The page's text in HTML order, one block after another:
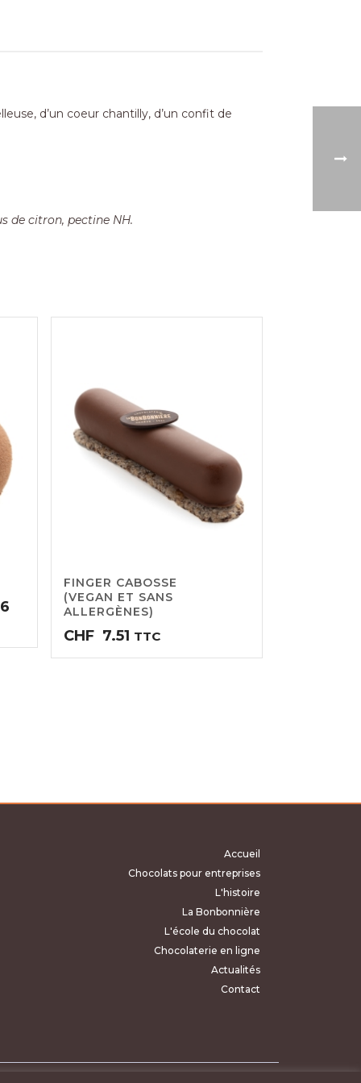
d’un coeur chantilly, d’un confit de
de citron, pectine NH.
prix :
CHF7.51
FINGER CABOSSE
(VEGAN ET SANS
ALLERGÈNES)
CHF 7.51 TTC
Accueil
Chocolats pour entreprises
L'histoire
La Bonbonnière
L'école du chocolat
Chocolaterie en ligne
Actualités
Contact